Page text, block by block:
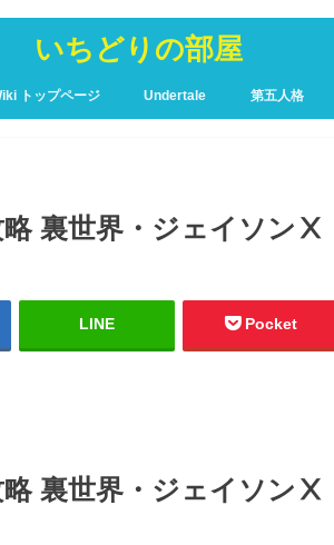
いちどりの部屋
トップページ Undertale 第五人格
裏世界・ジェイソンⅩ
LINE Pocket
裏世界・ジェイソンⅩ